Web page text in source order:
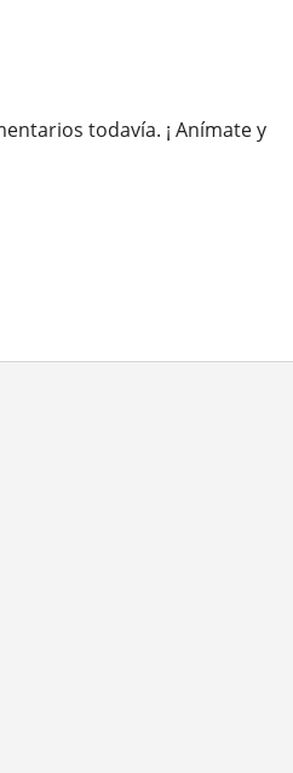
todavía. ¡ Anímate y